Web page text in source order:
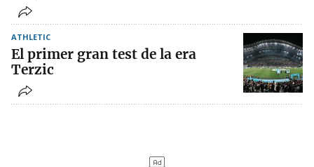
ATHLETIC
El primer gran test de la era
Terzic